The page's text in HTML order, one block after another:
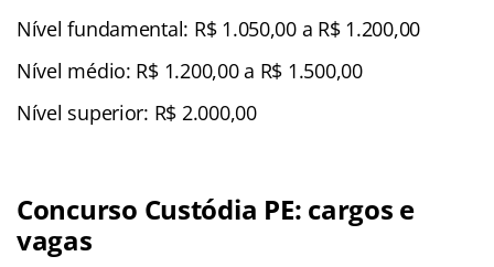
Nível fundamental: R$ 1.050,00 a R$ 1.200,00
Nível médio: R$ 1.200,00 a R$ 1.500,00
Nível superior: R$ 2.000,00
Concurso Custódia PE: cargos e
vagas